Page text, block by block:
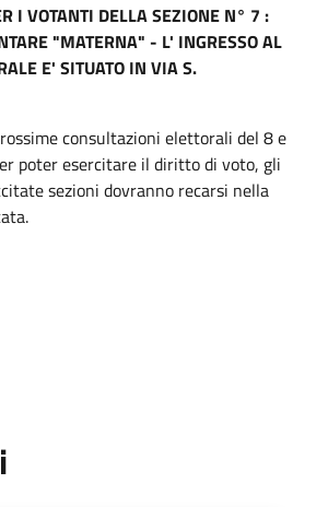
I VOTANTI DELLA SEZIONE N° 7 :
"MATERNA" - L' INGRESSO AL
E' SITUATO IN VIA S.
consultazioni elettorali del 8 e
poter esercitare il diritto di voto, gli
sezioni dovranno recarsi nella